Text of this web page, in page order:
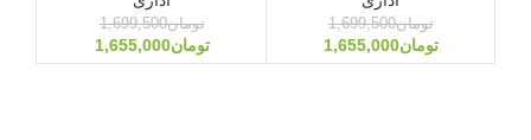
تومان1,699,500
تومان1,655,000
تومان1,699,500
تومان1,655,000